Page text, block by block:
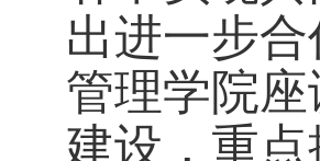
出进一步
管理学院
建设，重